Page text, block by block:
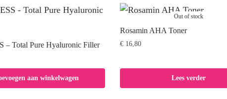
– Total Pure Hyaluronic Filler
aan winkelwagen
Out of stock
Rosamin AHA Toner
€16,80
Lees verder